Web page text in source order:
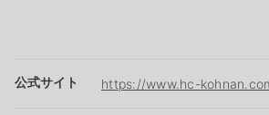
公式サイト https://www.hc-